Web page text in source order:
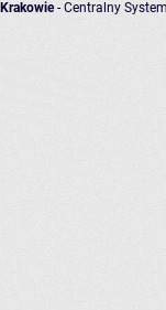
- Centralny